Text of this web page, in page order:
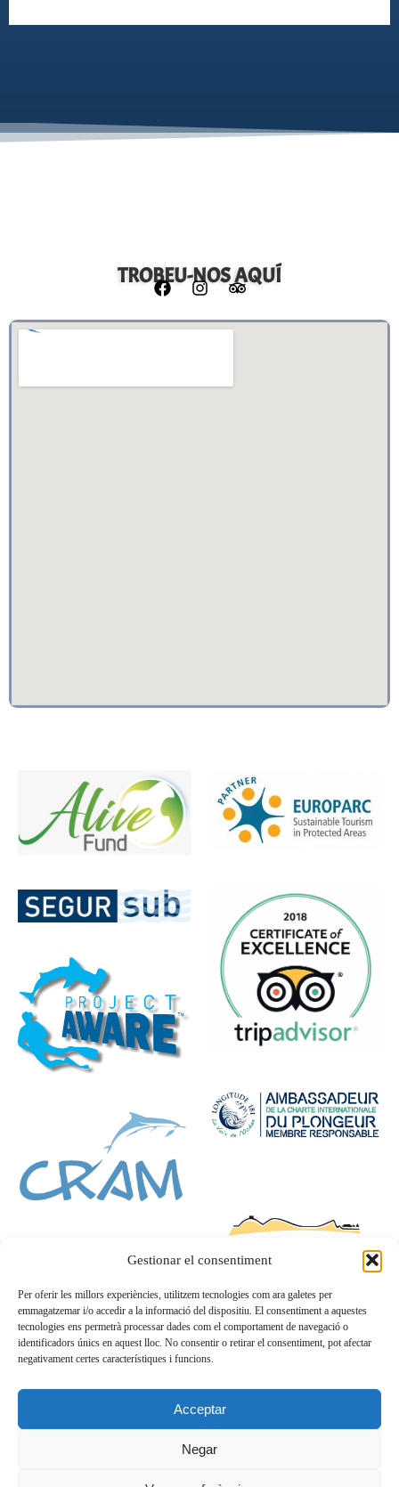
Gestionar el consentiment
Per oferir les millors experiències, utilitzem tecnologies com ara galetes per
emmagatzemar i/o accedir a la informació del dispositiu. El consentiment a aquestes
tecnologies ens permetrà processar dades com el comportament de navegació o
identificadors únics en aquest lloc. No consentir o retirar el consentiment, pot afectar
negativament certes característiques i funcions.
Acceptar
Negar
TROBEU-NOS AQUÍ